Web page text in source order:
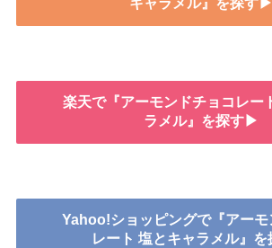
キャラメル』を探す▶
楽天で『アーモンドチョコレー
ラメル』を探す▶
Yahoo!ショッピングで『アーモ
レート 塩とキャラメル』